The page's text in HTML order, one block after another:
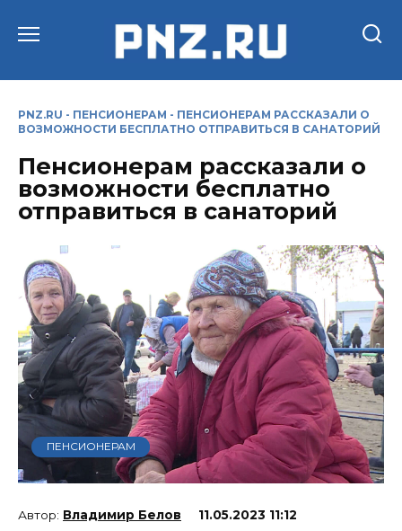
PNZ.RU - ПЕНСИОНЕРАМ - ПЕНСИОНЕРАМ РАССКАЗАЛИ О
ВОЗМОЖНОСТИ БЕСПЛАТНО ОТПРАВИТЬСЯ В САНАТОРИЙ
Пенсионерам рассказали о
возможности бесплатно
отправиться в санаторий
ПЕНСИОНЕРАМ
Владимир Белов 11.05.2023 11:12